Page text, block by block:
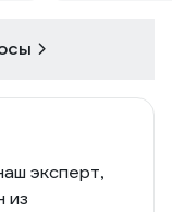
эксперт,
из